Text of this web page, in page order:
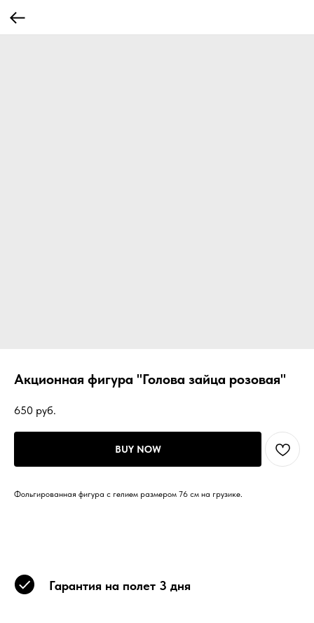
Акционная фигура "Голова зайца розовая"
650 руб.
BUY NOW
Фольгированная фигура с гелием размером 76 см на грузике.
Гарантия на полет 3 дня